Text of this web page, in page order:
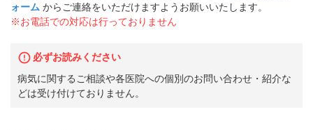
ォーム からご連絡をいただけますようお願いいたします。
※お電話での対応は行っておりません
必ずお読みください
病気に関するご相談や各医院への個別のお問い合わせ・紹介な
どは受け付けておりません。